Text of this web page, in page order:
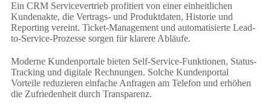
Ein CRM Servicevertrieb profitiert von einer einheitlichen
Kundenakte, die Vertrags- und Produktdaten, Historie und
Reporting vereint. Ticket-Management und automatisierte Lead-
to-Service-Prozesse sorgen für klarere Abläufe.
Moderne Kundenportale bieten Self-Service-Funktionen, Status-
Tracking und digitale Rechnungen. Solche Kundenportal
Vorteile reduzieren einfache Anfragen am Telefon und erhöhen
die Zufriedenheit durch Transparenz.